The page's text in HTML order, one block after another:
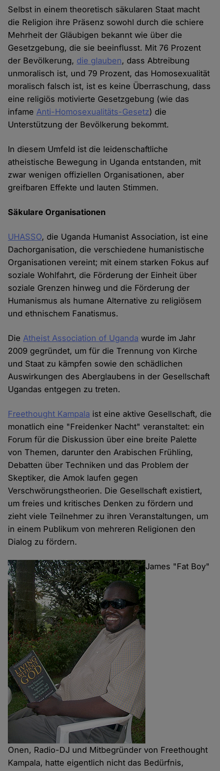
Selbst in einem theoretisch säkularen Staat macht
die Religion ihre Präsenz sowohl durch die schiere
Mehrheit der Gläubigen bekannt wie über die
Gesetzgebung, die sie beeinflusst. Mit 76 Prozent
der Bevölkerung, die glauben, dass Abtreibung
unmoralisch ist, und 79 Prozent, das Homosexualität
moralisch falsch ist, ist es keine Überraschung, dass
eine religiös motivierte Gesetzgebung (wie das
infameAnti-Homosexualitäts-Gesetz) die
Unterstützung der Bevölkerung bekommt.
In diesem Umfeld ist die leidenschaftliche
atheistische Bewegung in Uganda entstanden, mit
zwar wenigen offiziellen Organisationen, aber
greifbaren Effekte und lauten Stimmen.
Säkulare Organisationen
UHASSO, die Uganda Humanist Association, ist eine
Dachorganisation, die verschiedene humanistische
Organisationen vereint; mit einem starken Fokus auf
soziale Wohlfahrt, die Förderung der Einheit über
soziale Grenzen hinweg und die Förderung der
Humanismus als humane Alternative zu religiösem
und ethnischem Fanatismus.
DieAtheist Association of Uganda wurde im Jahr
2009 gegründet, um für die Trennung von Kirche
und Staat zu kämpfen sowie den schädlichen
Auswirkungen des Aberglaubens in der Gesellschaft
Ugandas entgegen zu treten.
Freethought Kampala ist eine aktive Gesellschaft, die
monatlich eine "Freidenker Nacht" veranstaltet: ein
Forum für die Diskussion über eine breite Palette
von Themen, darunter den Arabischen Frühling,
Debatten über Techniken und das Problem der
Skeptiker, die Amok laufen gegen
Verschwörungstheorien. Die Gesellschaft existiert,
um freies und kritisches Denken zu fördern und
zieht viele Teilnehmer zu ihren Veranstaltungen, um
in einem Publikum von mehreren Religionen den
Dialog zu fördern.
James "Fat Boy"
Onen, Radio-DJ und Mitbegründer von Freethought
Kampala, hatte eigentlich nicht das Bedürfnis,